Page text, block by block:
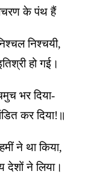
के पंथ हैं
निश्चयी,
हो गई।
भर दिया-
कर दिया!॥
ने था किया,
देशों ने लिया।